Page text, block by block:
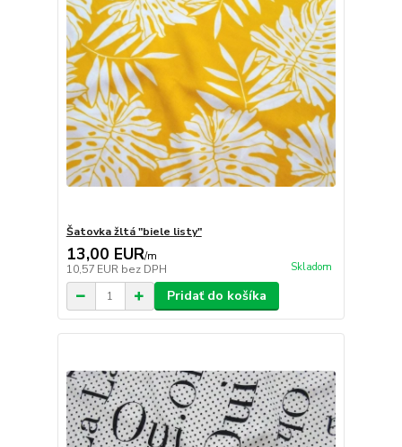
Šatovka žltá "biele listy"
13,00 EUR/m
10,57 EUR bez DPH Skladom
Pridať do košíka